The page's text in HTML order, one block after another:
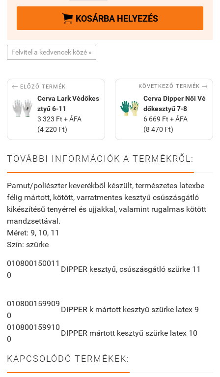
 KOSÁRBA HELYEZÉS
Felvitel a kedvencek közé »
 ELŐZŐ TERMÉK
Cerva Lark Védőkes
ztyű 6-11
3 323 Ft + ÁFA
(4 220 Ft)
KÖVETKEZŐ TERMÉK 
Cerva Dipper Női Vé
dőkesztyű 7-8
6 669 Ft + ÁFA
(8 470 Ft)
TOVÁBBI INFORMÁCIÓK A TERMÉKRŐL:
Pamut/poliészter keverékből készült, természetes latexbe
félig mártott, kötött, varratmentes kesztyű csúszásgátló
kikészítésű tenyérrel és ujjakkal, valamint rugalmas kötött
mandzsettával.
Méret: 9, 10, 11
Szín: szürke
010800150011
0
DIPPER kesztyű, csúszásgátló szürke 11
010800159909
0
DIPPER k mártott kesztyű szürke latex 9
010800159910
0
DIPPER mártott kesztyű szürke latex 10
KAPCSOLÓDÓ TERMÉKEK: